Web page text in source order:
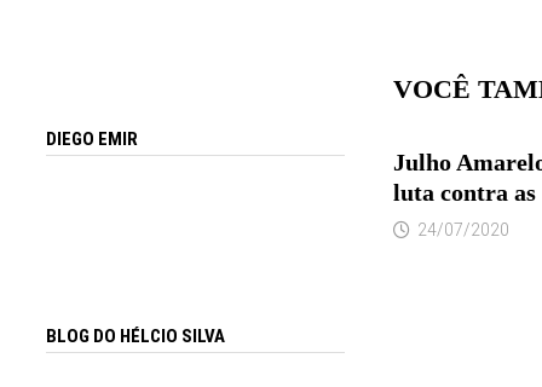
VOCÊ
Julho
luta contra
24/07/2020
DIEGO EMIR
BLOG DO HÉLCIO SILVA